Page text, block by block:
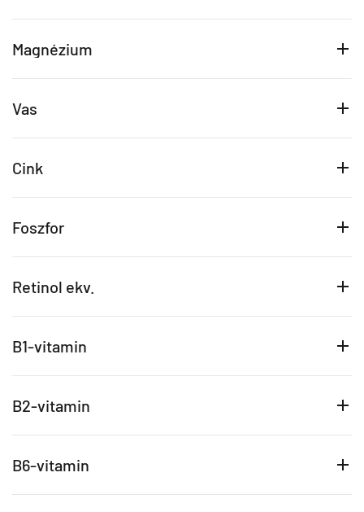
Magnézium
Vas
Cink
Foszfor
Retinol ekv.
B1-vitamin
B2-vitamin
B6-vitamin